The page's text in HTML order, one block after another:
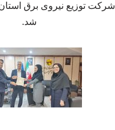
شرکت توزیع نیروی برق
شد.